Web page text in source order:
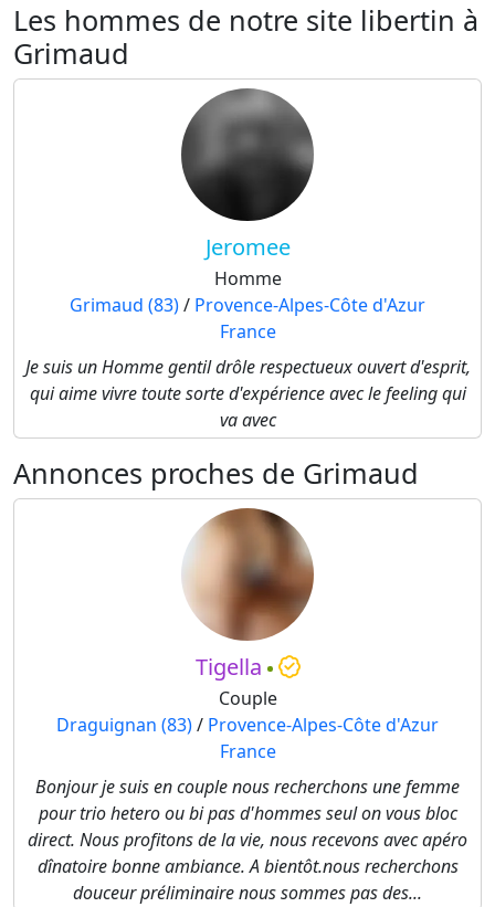
Les hommes de notre site libertin à
Grimaud
Jeromee
Homme
Grimaud (83)/ Provence-Alpes-Côte d'Azur
France
Je suis un Homme gentil drôle respectueux ouvert d'esprit,
qui aime vivre toute sorte d'expérience avec le feeling qui
va avec
Annonces proches de Grimaud
Tigella
Couple
Draguignan (83)/ Provence-Alpes-Côte d'Azur
France
Bonjour je suis en couple nous recherchons une femme
pour trio hetero ou bi pas d'hommes seul on vous bloc
direct. Nous profitons de la vie, nous recevons avec apéro
dînatoire bonne ambiance. A bientôt.nous recherchons
douceur préliminaire nous sommes pas des...